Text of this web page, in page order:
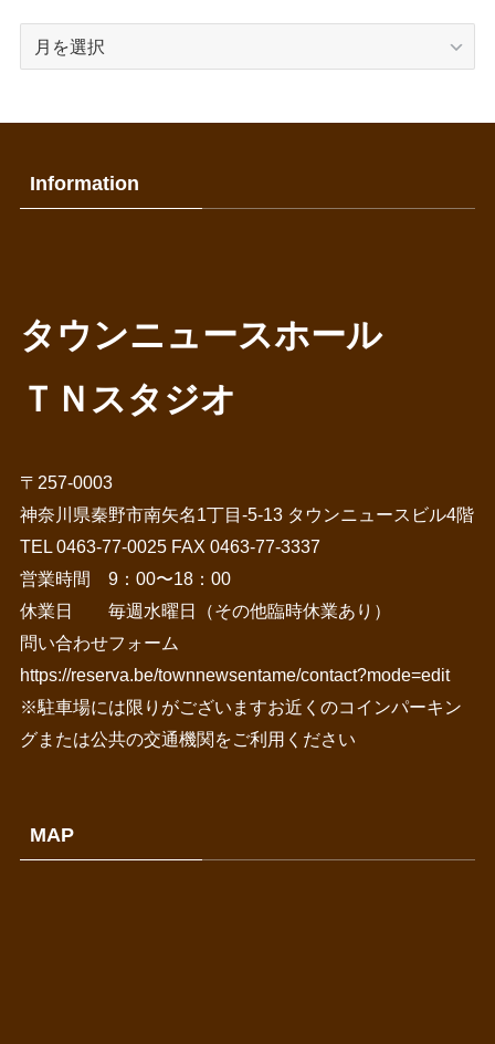
記
Information
タウンニュースホール
ＴＮスタジオ
〒257-0003
神奈川県秦野市南矢名1丁目-5-13 タウンニュースビル4階
TEL 0463-77-0025 FAX 0463-77-3337
営業時間 9：00〜18：00
休業日 毎週水曜日（その他臨時休業あり）
問い合わせフォーム
https://reserva.be/townnewsentame/contact?mode=edit
※駐車場には限りがございますお近くのコインパーキン
グまたは公共の交通機関をご利用ください
MAP